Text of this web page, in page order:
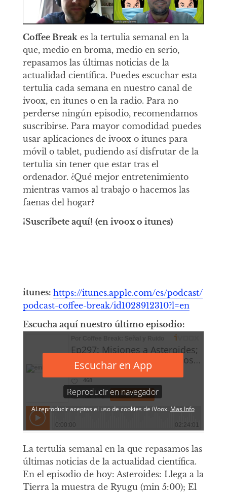
Coffee Break es la tertulia semanal en la
que, medio en broma, medio en serio,
repasamos las últimas noticias de la
actualidad científica. Puedes escuchar esta
tertulia cada semana en nuestro canal de
ivoox, en itunes o en la radio. Para no
perderse ningún episodio, recomendamos
suscribirse. Para mayor comodidad puedes
usar aplicaciones de ivoox o itunes para
móvil o tablet, pudiendo así disfrutar de la
tertulia sin tener que estar tras el
ordenador. ¿Qué mejor entretenimiento
mientras vamos al trabajo o hacemos las
faenas del hogar?
¡Suscríbete aquí! (en ivoox o itunes)
itunes: https://itunes.apple.com/es/podcast/
podcast-coffee-break/id1028912310?l=en
Escucha aquí nuestro último episodio:
La tertulia semanal en la que repasamos las
últimas noticias de la actualidad científica.
En el episodio de hoy: Asteroides: Llega a la
Tierra la muestra de Ryugu (min 5:00); El